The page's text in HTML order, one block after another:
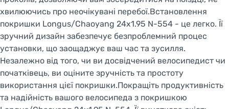
хвилюючись про неочікувані перебої.Встановлення
покришки Longus/Chaoyang 24x1.95 N-554 - це легко. Її
зручний дизайн забезпечує безпроблемний процес
установки, що заощаджує ваш час та зусилля.
Незалежно від того, чи ви досвідчений велосипедист чи
початківець, ви оціните зручність та простоту
використання цієї покришки.Покращіть продуктивність
та надійність вашого велосипеда з покришкою